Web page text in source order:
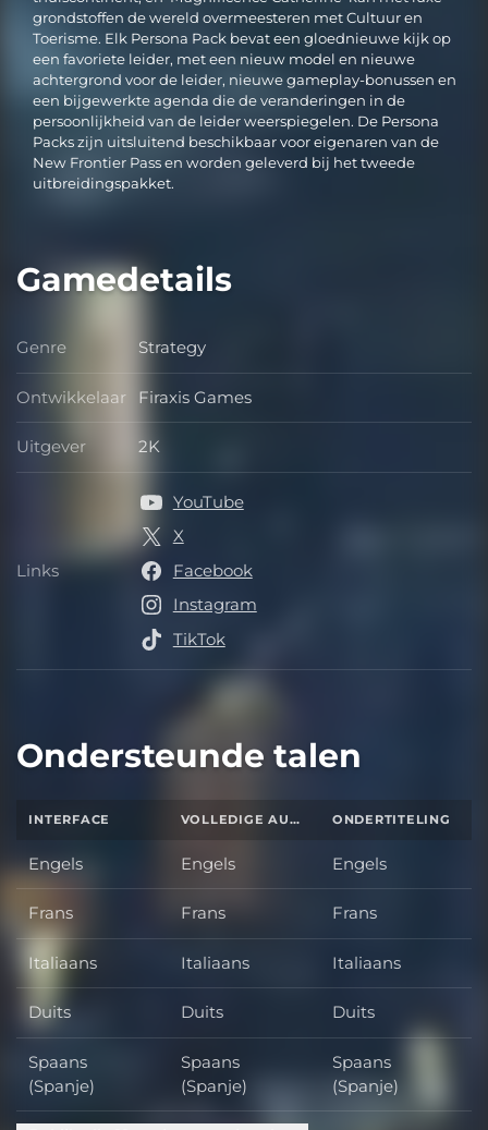
grondstoffen de wereld overmeesteren met Cultuur en
Toerisme. Elk Persona Pack bevat een gloednieuwe kijk op
een favoriete leider, met een nieuw model en nieuwe
achtergrond voor de leider, nieuwe gameplay-bonussen en
een bijgewerkte agenda die de veranderingen in de
persoonlijkheid van de leider weerspiegelen. De Persona
Packs zijn uitsluitend beschikbaar voor eigenaren van de
New Frontier Pass en worden geleverd bij het tweede
uitbreidingspakket.
Gamedetails
Genre Genre
Strategy
Ontwikkelaar Ontwikkelaar
Firaxis Games
Uitgever Uitgever
2K
Links Links
YouTube
X
Facebook
Instagram
TikTok
Ondersteunde talen
INTERFACE VOLLEDIGE AUDIO ONDERTITELING
Engels Engels Engels
Frans Frans Frans
Italiaans Italiaans Italiaans
Duits Duits Duits
Spaans
(Spanje)
Spaans
(Spanje)
Spaans
(Spanje)